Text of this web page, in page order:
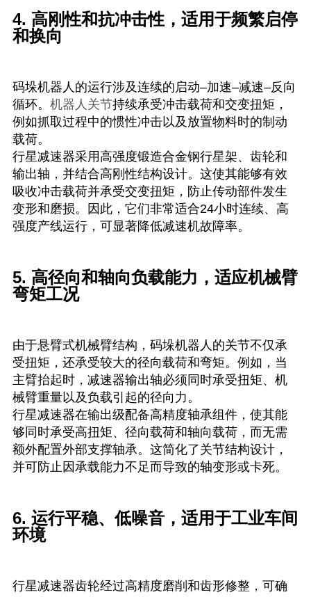
4. 高刚性和抗冲击性，适用于频繁启停
和换向
码垛机器人的运行涉及连续的启动–加速–减速–反向
循环。 机器人关节持续承受冲击载荷和交变扭矩，
例如抓取过程中的惯性冲击以及放置物料时的制动
载荷。
行星减速器采用高强度锻造合金钢行星架、齿轮和
输出轴，并结合高刚性结构设计。这使其能够有效
吸收冲击载荷并承受交变扭矩，防止传动部件发生
变形和磨损。因此，它们非常适合24小时连续、高
强度产线运行，可显著降低减速机故障率。
5. 高径向和轴向负载能力，适应机械臂
弯矩工况
由于悬臂式机械臂结构，码垛机器人的关节不仅承
受扭矩，还承受较大的径向载荷和弯矩。例如，当
主臂抬起时，减速器输出轴必须同时承受扭矩、机
械臂重量以及负载引起的径向力。
行星减速器在输出级配备高精度轴承组件，使其能
够同时承受高扭矩、径向载荷和轴向载荷，而无需
额外配置外部支撑轴承。这简化了关节结构设计，
并可防止因承载能力不足而导致的轴变形或卡死。
6. 运行平稳、低噪音，适用于工业车间
环境
行星减速器齿轮经过高精度磨削和齿形修整，可确